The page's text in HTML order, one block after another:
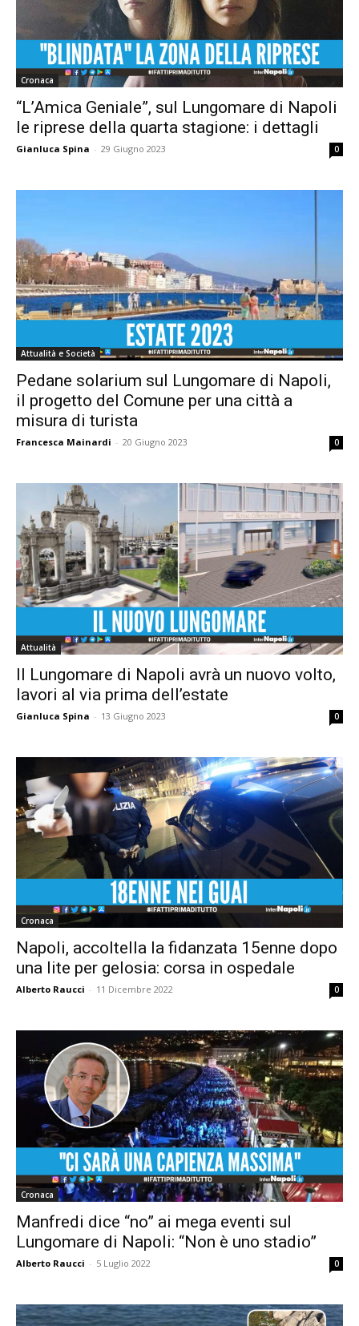
Cronaca
“L’Amica Geniale”, sul Lungomare di Napoli
le riprese della quarta stagione: i dettagli
Gianluca Spina - 29 Giugno 2023 0
Attualità e Società
Pedane solarium sul Lungomare di Napoli,
il progetto del Comune per una città a
misura di turista
Francesca Mainardi - 20 Giugno 2023 0
Attualità
Il Lungomare di Napoli avrà un nuovo volto,
lavori al via prima dell’estate
Gianluca Spina - 13 Giugno 2023 0
Cronaca
Napoli, accoltella la fidanzata 15enne dopo
una lite per gelosia: corsa in ospedale
Alberto Raucci - 11 Dicembre 2022 0
Cronaca
Manfredi dice “no” ai mega eventi sul
Lungomare di Napoli: “Non è uno stadio”
Alberto Raucci - 5 Luglio 2022 0